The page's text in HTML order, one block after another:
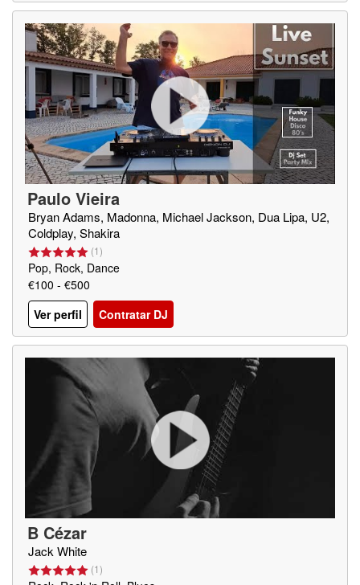
Paulo Vieira
Bryan Adams, Madonna, Michael Jackson, Dua Lipa, U2,
Coldplay, Shakira
(1)
Pop, Rock, Dance
€100 - €500
Ver perfil
Contratar DJ
B Cézar
Jack White
(1)